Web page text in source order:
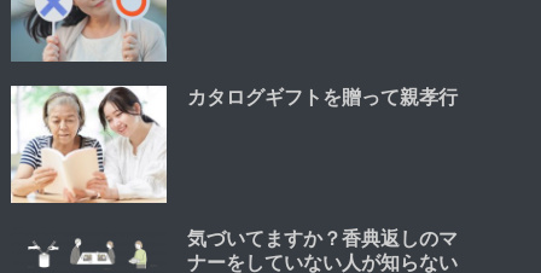
カタログギフトを贈って親孝行
気づいてますか？香典返しのマ
ナーをしていない人が知らない